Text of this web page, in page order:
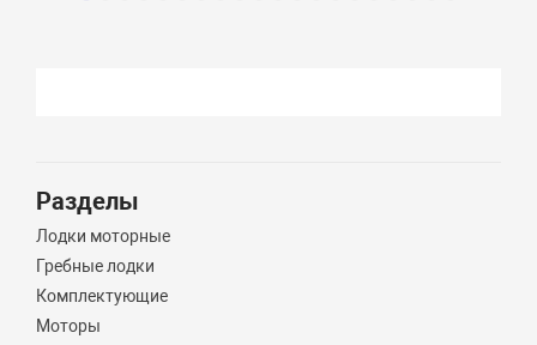
Разделы
Лодки моторные
Гребные лодки
Комплектующие
Моторы